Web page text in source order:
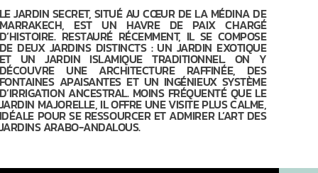
LE JARDIN SECRET, SITUÉ AU CŒUR DE LA MÉDINA DE
MARRAKECH, EST UN HAVRE DE PAIX CHARGÉ
D’HISTOIRE. RESTAURÉ RÉCEMMENT, IL SE COMPOSE
DE DEUX JARDINS DISTINCTS : UN JARDIN EXOTIQUE
ET UN JARDIN ISLAMIQUE TRADITIONNEL. ON Y
DÉCOUVRE UNE ARCHITECTURE RAFFINÉE, DES
FONTAINES APAISANTES ET UN INGÉNIEUX SYSTÈME
D’IRRIGATION ANCESTRAL. MOINS FRÉQUENTÉ QUE LE
JARDIN MAJORELLE, IL OFFRE UNE VISITE PLUS CALME,
IDÉALE POUR SE RESSOURCER ET ADMIRER L’ART DES
JARDINS ARABO-ANDALOUS.